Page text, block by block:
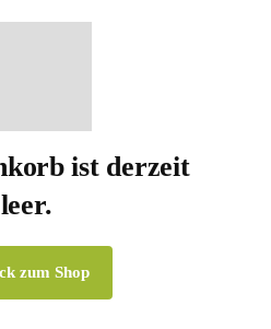
ist derzeit
leer.
zum Shop